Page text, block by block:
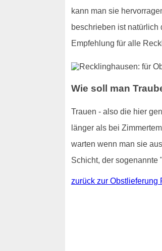
kann man sie
beschrieben ist
Empfehlung für alle
Wie soll man
Trauen - also die hier
länger als bei
warten wenn man sie
Schicht, der sogenannte
zurück zur Obstlieferung